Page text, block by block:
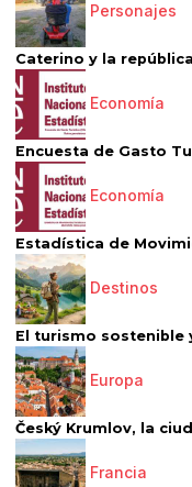
Personajes
Caterino y la
Economía
Encuesta de Gasto
Economía
Estadística de
Destinos
El turismo sostenible
Europa
Český Krumlov, la
Francia